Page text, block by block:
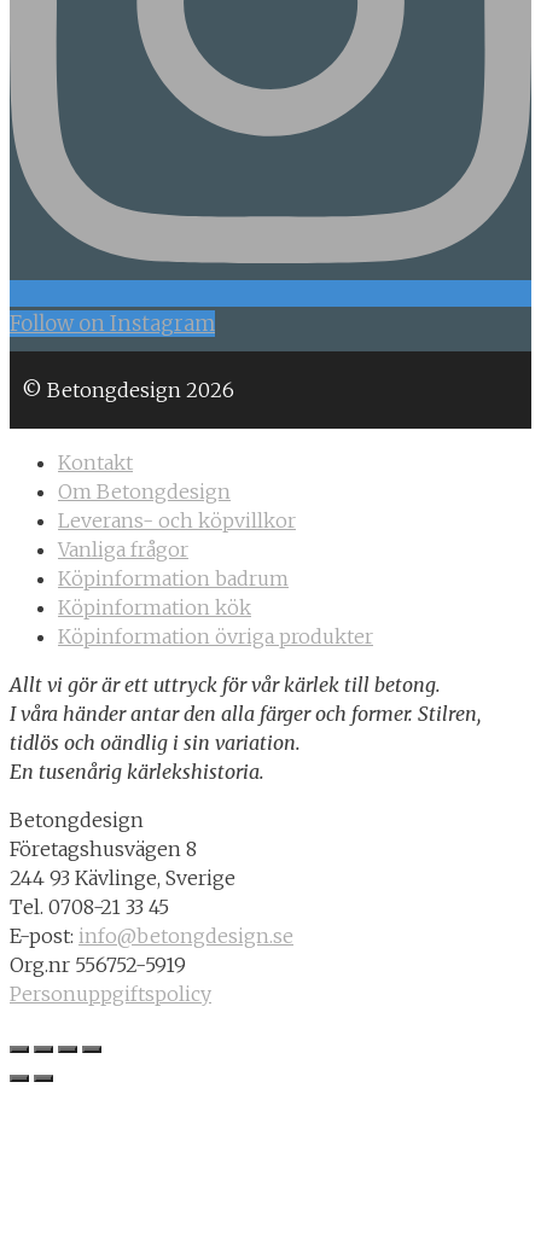
Follow on Instagram
© Betongdesign 2026
Kontakt
Om Betongdesign
Leverans- och köpvillkor
Vanliga frågor
Köpinformation badrum
Köpinformation kök
Köpinformation övriga produkter
Allt vi gör är ett uttryck för vår kärlek till betong.
I våra händer antar den alla färger och former. Stilren,
tidlös och oändlig i sin variation.
En tusenårig kärlekshistoria.
Betongdesign
Företagshusvägen 8
244 93 Kävlinge, Sverige
Tel. 0708-21 33 45
E-post: info@betongdesign.se
Org.nr 556752-5919
Personuppgiftspolicy